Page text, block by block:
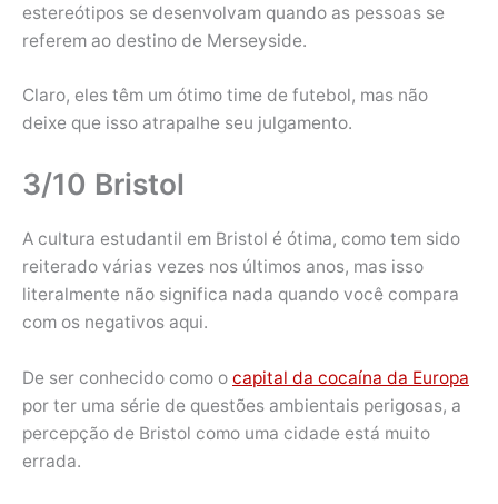
estereótipos se desenvolvam quando as pessoas se
referem ao destino de Merseyside.
Claro, eles têm um ótimo time de futebol, mas não
deixe que isso atrapalhe seu julgamento.
3/10 Bristol
A cultura estudantil em Bristol é ótima, como tem sido
reiterado várias vezes nos últimos anos, mas isso
literalmente não significa nada quando você compara
com os negativos aqui.
De ser conhecido como o capital da cocaína da Europa
por ter uma série de questões ambientais perigosas, a
percepção de Bristol como uma cidade está muito
errada.